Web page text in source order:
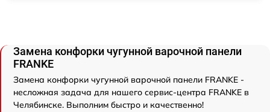
Замена конфорки чугунной варочной панели
FRANKE
Замена конфорки чугунной варочной панели FRANKE -
несложная задача для нашего сервис-центра FRANKE в
Челябинске. Выполним быстро и качественно!